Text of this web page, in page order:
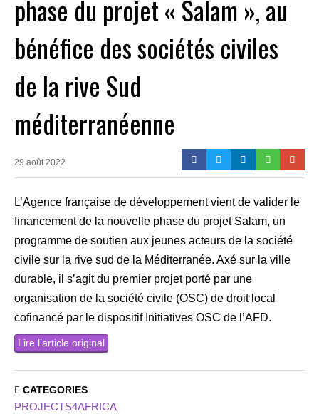
phase du projet « Salam », au
bénéfice des sociétés civiles
de la rive Sud
méditerranéenne
29 août 2022
L’Agence française de développement vient de valider le
financement de la nouvelle phase du projet Salam, un
programme de soutien aux jeunes acteurs de la société
civile sur la rive sud de la Méditerranée. Axé sur la ville
durable, il s’agit du premier projet porté par une
organisation de la société civile (OSC) de droit local
cofinancé par le dispositif Initiatives OSC de l’AFD.
Lire l’article original
CATEGORIES
PROJECTS4AFRICA